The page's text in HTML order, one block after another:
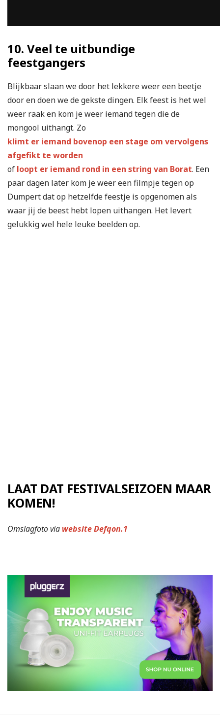
10. Veel te uitbundige
feestgangers
Blijkbaar slaan we door het lekkere weer een beetje
door en doen we de gekste dingen. Elk feest is het wel
weer raak en kom je weer iemand tegen die de
mongool uithangt. Zo
klimt er iemand bovenop een stage om vervolgens
afgefikt te worden
of loopt er iemand rond in een string van Borat. Een
paar dagen later kom je weer een filmpje tegen op
Dumpert dat op hetzelfde feestje is opgenomen als
waar jij de beest hebt lopen uithangen. Het levert
gelukkig wel hele leuke beelden op.
LAAT DAT FESTIVALSEIZOEN MAAR
KOMEN!
Omslagfoto via website Defqon.1